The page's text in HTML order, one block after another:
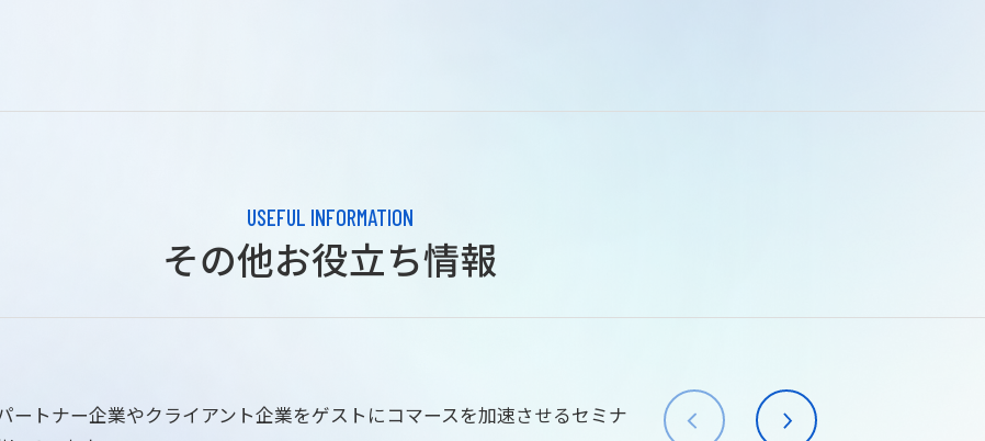
USEFUL INFORMATION
その他お役立ち情報
ートナー企業やクライアント企業をゲストにコマースを加速させるセミナ